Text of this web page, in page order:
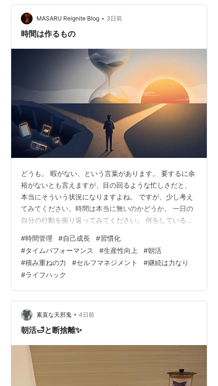
成感で気が緩んだこともあるだろうか、やたら眠たく、
必死の抵抗も空しく、久々の朝寝と相成ってしまった。
週に一度くらいは、こういう日を作ってもいいかもしれ
MASARU Reignite Blog • 3日前
時間は作るもの
どうも。 暇がない、という言葉があります。 要するに余
裕がないとも言えますが、目の回るような忙しさだと、
本当にそういう状況になりますよね。 ですが、少し考え
てみてください。時間は本当に無いのかどうか。 一日の
自分の行動を振り返ってみてください。 何をしているか
な時間を割いている事に気づきます。 だらだらと、スマ
ホでSNSを眺めたり、ジャンクフードやお菓子を食べ、
酒を飲みながらネットフリックス等で映画を観る。ゲー
ムをする。 映画を観たりゲームをしたりすること、それ
ら全てが悪いとは言いませんが、何かを始めたり、本気
で取り組もうとするならば、何かを…
#時間管理 #自己成長 #習慣化
#タイムパフォーマンス #生産性向上 #朝活
#積み重ねの力 #セルフマネジメント #継続は力なり
#ライフハック
素直な天邪鬼 • 4日前
朝活🛁と断捨離✨